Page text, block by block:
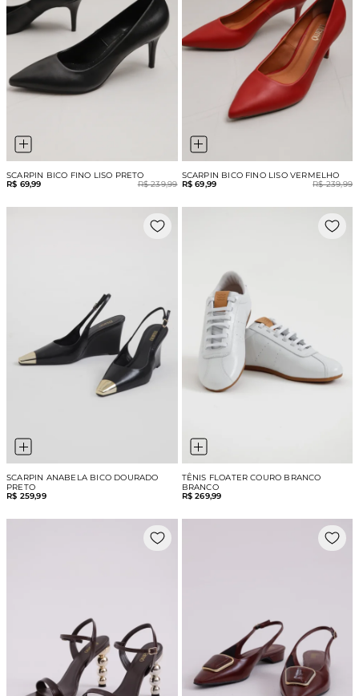
SCARPIN BICO FINO LISO PRETO
R$ 69,99
R$ 239,99
SCARPIN BICO FINO LISO VERMELHO
R$ 69,99
R$ 239,99
SCARPIN ANABELA BICO DOURADO
PRETO
R$ 259,99
TÊNIS FLOATER COURO BRANCO
BRANCO
R$ 269,99